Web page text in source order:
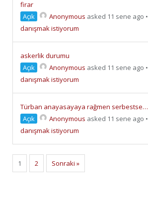
firar
Açık
Anonymous asked 11 sene ago •
danışmak istiyorum
askerlik durumu
Açık
Anonymous asked 11 sene ago •
danışmak istiyorum
Türban anayasayaya rağmen serbestse…
Açık
Anonymous asked 11 sene ago •
danışmak istiyorum
1 2 Sonraki »